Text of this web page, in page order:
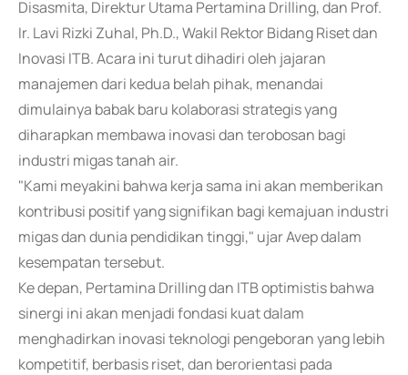
Disasmita, Direktur Utama Pertamina Drilling, dan Prof.
Ir. Lavi Rizki Zuhal, Ph.D., Wakil Rektor Bidang Riset dan
Inovasi ITB. Acara ini turut dihadiri oleh jajaran
manajemen dari kedua belah pihak, menandai
dimulainya babak baru kolaborasi strategis yang
diharapkan membawa inovasi dan terobosan bagi
industri migas tanah air.
"Kami meyakini bahwa kerja sama ini akan memberikan
kontribusi positif yang signifikan bagi kemajuan industri
migas dan dunia pendidikan tinggi," ujar Avep dalam
kesempatan tersebut.
Ke depan, Pertamina Drilling dan ITB optimistis bahwa
sinergi ini akan menjadi fondasi kuat dalam
menghadirkan inovasi teknologi pengeboran yang lebih
kompetitif, berbasis riset, dan berorientasi pada